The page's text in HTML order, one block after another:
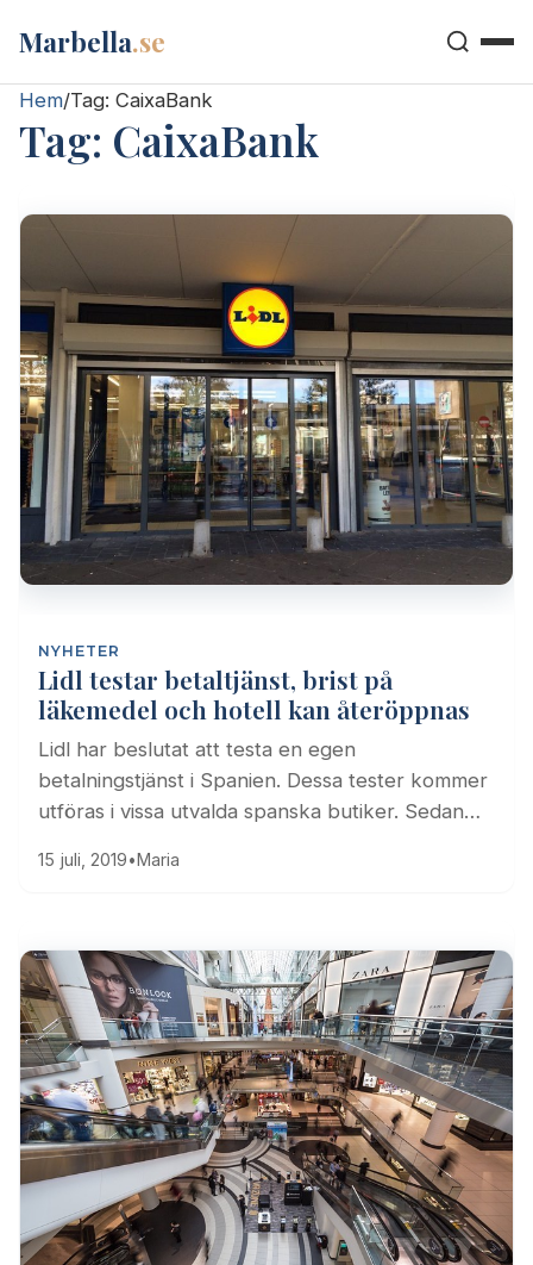
Marbella.se
Hem/Tag: CaixaBank
Tag: CaixaBank
NYHETER
Lidl testar betaltjänst, brist på
läkemedel och hotell kan återöppnas
Lidl har beslutat att testa en egen
betalningstjänst i Spanien. Dessa tester kommer
utföras i vissa utvalda spanska butiker. Sedan…
15 juli, 2019•Maria